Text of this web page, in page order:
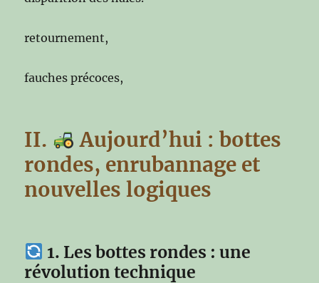
retournement,
fauches précoces,
II.
Aujourd’hui : bottes
rondes, enrubannage et
nouvelles logiques
1. Les bottes rondes : une
révolution technique